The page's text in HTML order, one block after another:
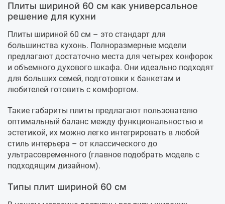
Плиты шириной 60 см как универсальное
решение для кухни
Плиты шириной 60 см – это стандарт для
большинства кухонь. Полноразмерные модели
предлагают достаточно места для четырех конфорок
и объемного духового шкафа. Они идеально подходят
для больших семей, подготовки к банкетам и
любителей готовить с комфортом.
Такие габариты плиты предлагают пользователю
оптимальный баланс между функциональностью и
эстетикой, их можно легко интегрировать в любой
стиль интерьера – от классического до
ультрасовременного (главное подобрать модель с
подходящим дизайном).
Типы плит шириной 60 см